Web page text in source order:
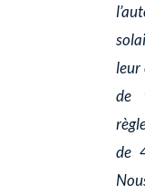
leur
de
de